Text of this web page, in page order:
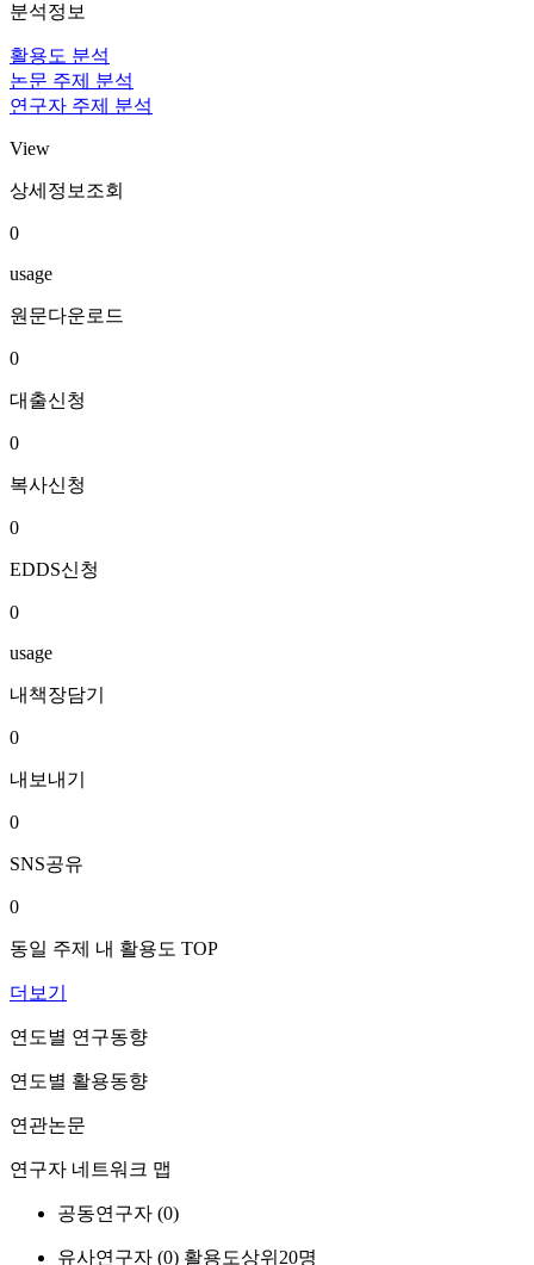
분석정보
활용도 분석
논문 주제 분석
연구자 주제 분석
View
상세정보조회
0
usage
원문다운로드
0
대출신청
0
복사신청
0
EDDS신청
0
usage
내책장담기
0
내보내기
0
SNS공유
0
동일 주제 내 활용도 TOP
더보기
연도별 연구동향
연도별 활용동향
연관논문
연구자 네트워크 맵
공동연구자 (0)
유사연구자 (0) 활용도상위20명